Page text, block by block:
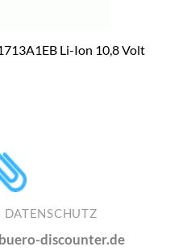
Li-Ion 10,8 Volt
DATENSCHUTZ
buero-discounter.de